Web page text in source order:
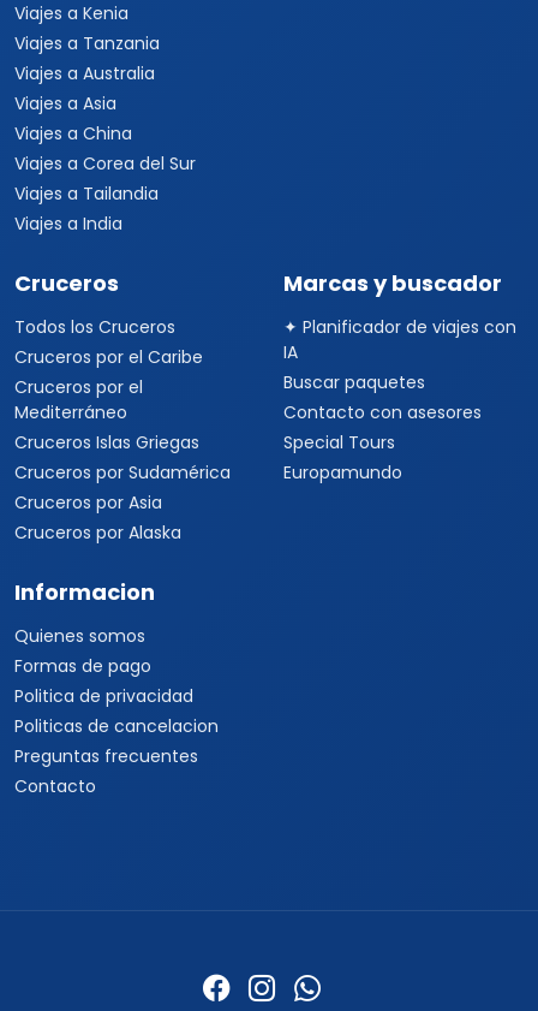
Viajes a Kenia
Viajes a Tanzania
Viajes a Australia
Viajes a Asia
Viajes a China
Viajes a Corea del Sur
Viajes a Tailandia
Viajes a India
Cruceros
Todos los Cruceros
Cruceros por el Caribe
Cruceros por el
Mediterráneo
Cruceros Islas Griegas
Cruceros por Sudamérica
Cruceros por Asia
Cruceros por Alaska
Marcas y buscador
✦ Planificador de viajes con
IA
Buscar paquetes
Contacto con asesores
Special Tours
Europamundo
Informacion
Quienes somos
Formas de pago
Politica de privacidad
Politicas de cancelacion
Preguntas frecuentes
Contacto